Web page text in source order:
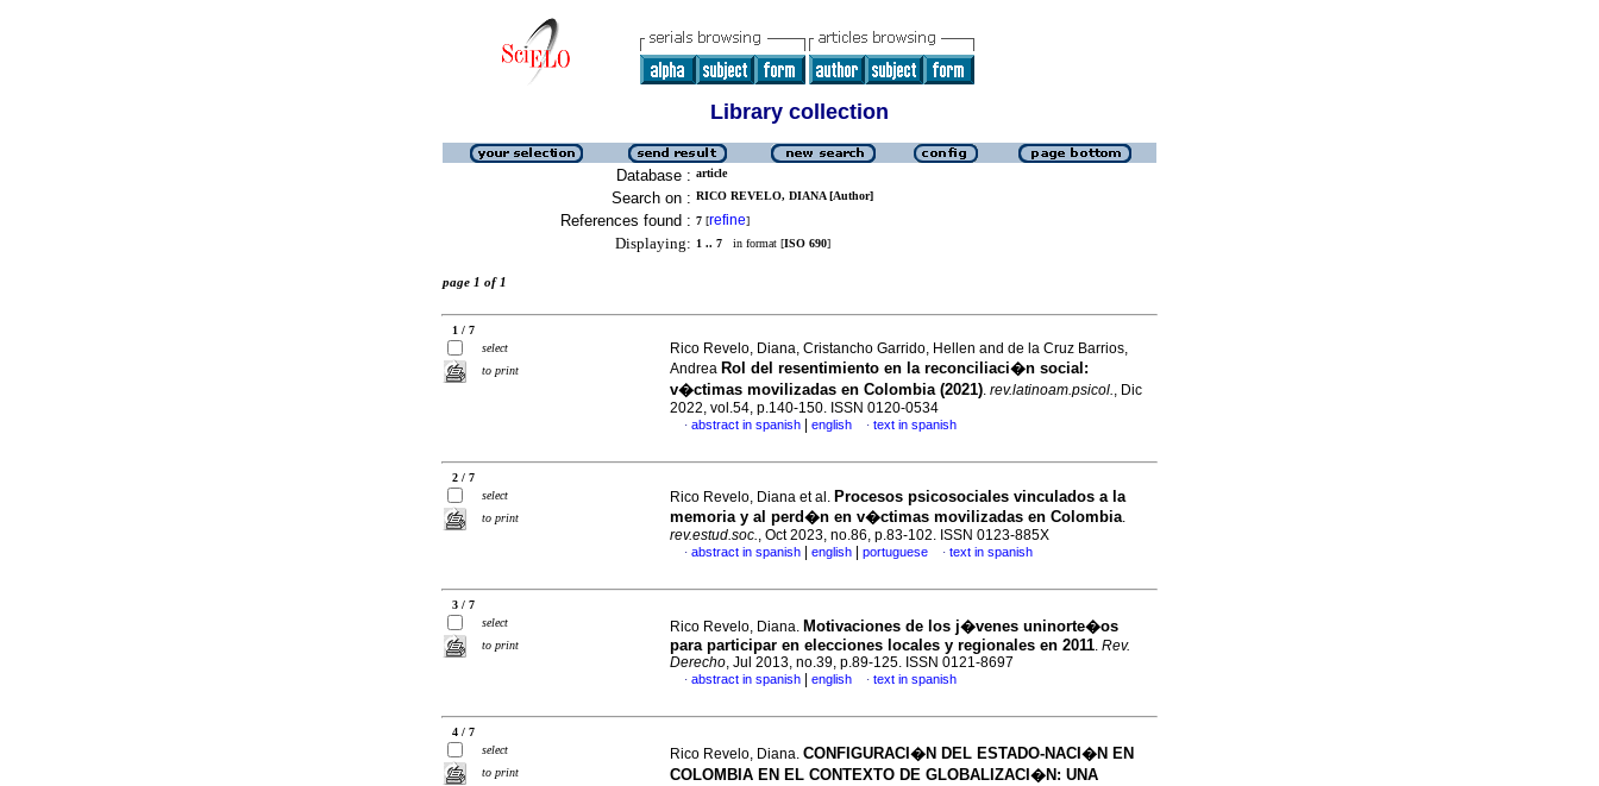
Library collection
Database : article
Search on : RICO REVELO, DIANA [Author]
References found : 7 [refine]
Displaying: 1 .. 7 in format [ISO 690]
page 1 of 1
1 / 7
select
to print
Rico Revelo, Diana, Cristancho Garrido, Hellen and de la Cruz Barrios,
Andrea Rol del resentimiento en la reconciliaci�n social:
v�ctimas movilizadas en Colombia (2021). rev.latinoam.psicol., Dic
2022, vol.54, p.140-150. ISSN 0120-0534
· abstract in spanish english · text in spanish
2 / 7
select
to print
Rico Revelo, Diana et al. Procesos psicosociales vinculados a la
memoria y al perd�n en v�ctimas movilizadas en Colombia.
rev.estud.soc., Oct 2023, no.86, p.83-102. ISSN 0123-885X
· abstract in spanish english portuguese · text in spanish
3 / 7
select
to print
Rico Revelo, Diana. Motivaciones de los j�venes uninorte�os
para participar en elecciones locales y regionales en 2011. Rev.
Derecho, Jul 2013, no.39, p.89-125. ISSN 0121-8697
· abstract in spanish english · text in spanish
4 / 7
select
to print
Rico Revelo, Diana. CONFIGURACI�N DEL ESTADO-NACI�N EN
COLOMBIA EN EL CONTEXTO DE GLOBALIZACI�N : UNA